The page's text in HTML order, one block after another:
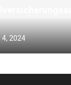
4, 2024